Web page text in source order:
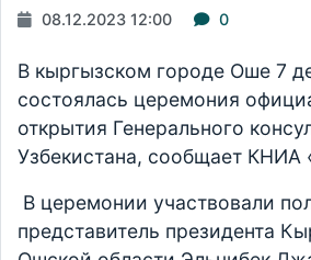
08.12.2023 12:00 0
В кыргызском городе Оше 7
состоялась церемония
открытия Генерального
Узбекистана, сообщает КНИА
В церемонии участвовали
представитель президента